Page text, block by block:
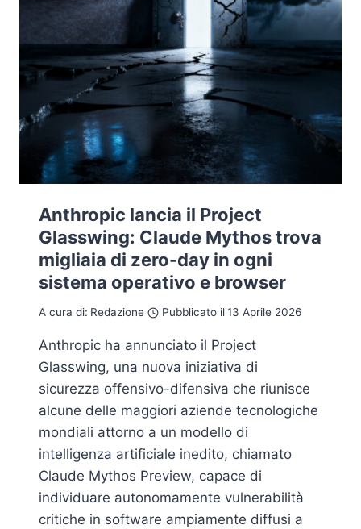
Anthropic lancia il Project
Glasswing: Claude Mythos trova
migliaia di zero-day in ogni
sistema operativo e browser
A cura di: Redazione Pubblicato il13 Aprile 2026
Anthropic ha annunciato il Project
Glasswing, una nuova iniziativa di
sicurezza offensivo-difensiva che riunisce
alcune delle maggiori aziende tecnologiche
mondiali attorno a un modello di
intelligenza artificiale inedito, chiamato
Claude Mythos Preview, capace di
individuare autonomamente vulnerabilità
critiche in software ampiamente diffusi a